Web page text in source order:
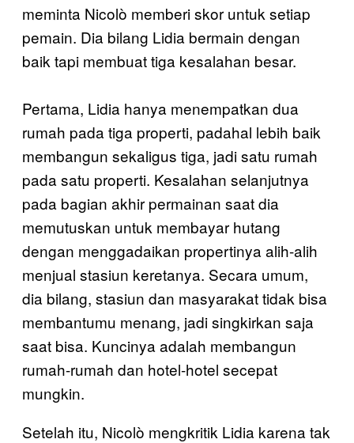
meminta Nicolò memberi skor untuk setiap
pemain. Dia bilang Lidia bermain dengan
baik tapi membuat tiga kesalahan besar.
Pertama, Lidia hanya menempatkan dua
rumah pada tiga properti, padahal lebih baik
membangun sekaligus tiga, jadi satu rumah
pada satu properti. Kesalahan selanjutnya
pada bagian akhir permainan saat dia
memutuskan untuk membayar hutang
dengan menggadaikan propertinya alih-alih
menjual stasiun keretanya. Secara umum,
dia bilang, stasiun dan masyarakat tidak bisa
membantumu menang, jadi singkirkan saja
saat bisa. Kuncinya adalah membangun
rumah-rumah dan hotel-hotel secepat
mungkin.
Setelah itu, Nicolò mengkritik Lidia karena tak